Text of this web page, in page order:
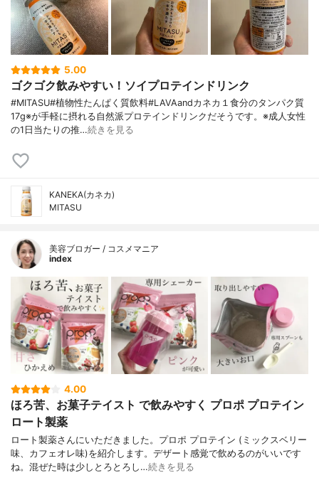
5.00
ゴクゴク飲みやすい！ソイプロテインドリンク
#MITASU#植物性たんぱく質飲料#LAVAandカネカ１食分のタンパク質
17g※が手軽に摂れる自然派プロテインドリンクだそうです。※成人女性
の1日当たりの推…続きを見る
KANEKA(カネカ)
MITASU
美容ブロガー / コスメマニア
index
4.00
ほろ苦、お菓子テイスト で飲みやすく プロポ プロテイン
ロート製薬
ロート製薬さんにいただきました。プロポ プロテイン (ミックスベリー
味、カフェオレ味)を紹介します。デザート感覚で飲めるのがいいです
ね。混ぜた時は少しとろとろし…続きを見る